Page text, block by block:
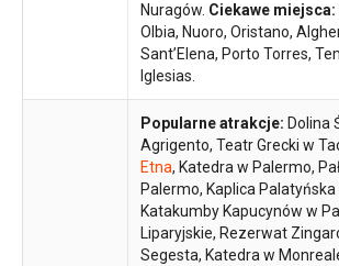
Nuragów. Ciekawe miejsca:
Olbia, Nuoro, Oristano,
Sant’Elena, Porto Torres,
Iglesias.
Popularne atrakcje: Dolina
Agrigento, Teatr Grecki w
Etna, Katedra w Palermo,
Palermo, Kaplica
Katakumby Kapucynów w
Liparyjskie, Rezerwat
Segesta, Katedra w